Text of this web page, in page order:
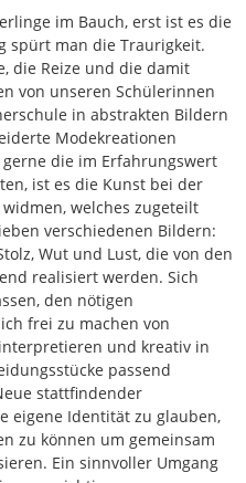
im Bauch, erst ist es die
spürt man die Traurigkeit.
die Reize und die damit
von unseren Schülerinnen
in abstrakten Bildern
Modekreationen
die im Erfahrungswert
ist es die Kunst bei der
welches zugeteilt
verschiedenen Bildern:
Wut und Lust, die von den
realisiert werden. Sich
den nötigen
frei zu machen von
und kreativ in
passend
stattfindender
eigene Identität zu glauben,
zu können um gemeinsam
Ein sinnvoller Umgang